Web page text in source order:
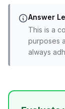
Answer
This is a
purposes
always